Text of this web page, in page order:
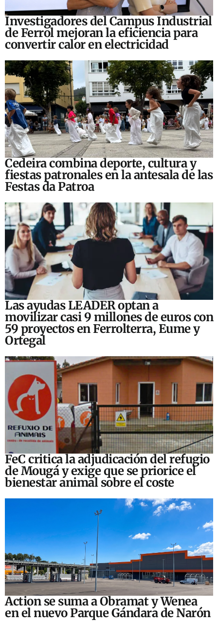
Investigadores del Campus Industrial
de Ferrol mejoran la eficiencia para
convertir calor en electricidad
Cedeira combina deporte, cultura y
fiestas patronales en la antesala de las
Festas da Patroa
Las ayudas LEADER optan a
movilizar casi 9 millones de euros con
59 proyectos en Ferrolterra, Eume y
Ortegal
FeC critica la adjudicación del refugio
de Mougá y exige que se priorice el
bienestar animal sobre el coste
Action se suma a Obramat y Wenea
en el nuevo Parque Gándara de Narón